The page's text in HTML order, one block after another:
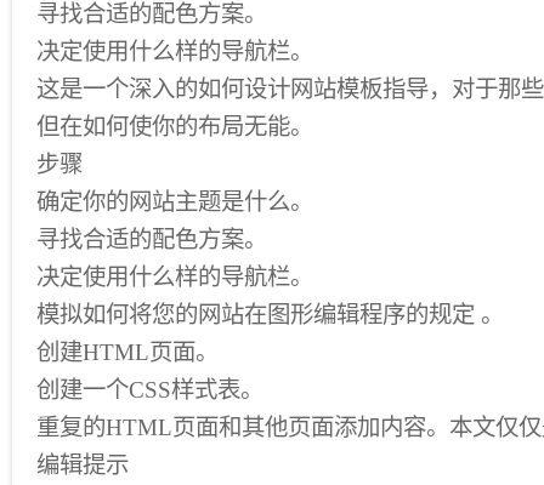
寻找合适的配色方案。
决定使用什么样的导航栏。
这是一个深入的如何设计网站模板指导，对于那
但在如何使你的布局无能。
步骤
确定你的网站主题是什么。
寻找合适的配色方案。
决定使用什么样的导航栏。
模拟如何将您的网站在图形编辑程序的规定 。
创建HTML页面。
创建一个CSS样式表。
重复的HTML页面和其他页面添加内容。本文仅
编辑提示